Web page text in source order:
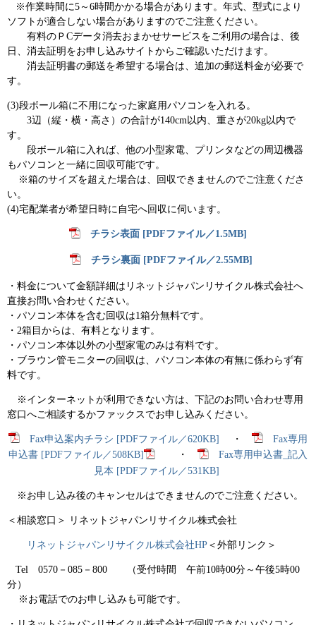
※作業時間に5～6時間かかる場合があります。年式、型式により
ソフトが適合しない場合がありますのでご注意ください。
有料のＰCデータ消去おまかせサービスをご利用の場合は、後
日、消去証明をお申し込みサイトからご確認いただけます。
消去証明書の郵送を希望する場合は、追加の郵送料金が必要で
す。
(3)段ボール箱に不用になった家庭用パソコンを入れる。
3辺（縦・横・高さ）の合計が140cm以内、重さが20kg以内で
す。
段ボール箱に入れば、他の小型家電、プリンタなどの周辺機器
もパソコンと一緒に回収可能です。
※箱のサイズを超えた場合は、回収できませんのでご注意くださ
い。
(4)宅配業者が希望日時に自宅へ回収に伺います。
チラシ表面 [PDFファイル／1.5MB]
チラシ裏面 [PDFファイル／2.55MB]
・料金について金額詳細はリネットジャパンリサイクル株式会社へ
直接お問い合わせください。
・パソコン本体を含む回収は1箱分無料です。
・2箱目からは、有料となります。
・パソコン本体以外の小型家電のみは有料です。
・ブラウン管モニターの回収は、パソコン本体の有無に係わらず有
料です。
※インターネットが利用できない方は、下記のお問い合わせ専用
窓口へご相談するかファックスでお申し込みください。
Fax申込案内チラシ [PDFファイル／620KB] ・
Fax専用
申込書 [PDFファイル／508KB]
・
Fax専用申込書_記入
見本 [PDFファイル／531KB]
※お申し込み後のキャンセルはできませんのでご注意ください。
＜相談窓口＞ リネットジャパンリサイクル株式会社
リネットジャパンリサイクル株式会社HP ＜外部リンク＞
Tel 0570－085－800 （受付時間 午前10時00分～午後5時00
分）
※お電話でのお申し込みも可能です。